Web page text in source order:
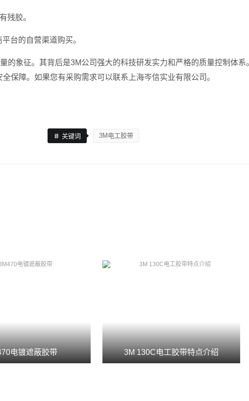
残胶。
台的自营渠道购买。
的象征。其背后是3M公司强大的科技研发实力和严格的质量控制体
保障。如果您有采购需求可以联系上海岑信实业有限公司。
关键词 3M电工胶带
电镀遮蔽胶带 3M 130C电工胶带特点介绍